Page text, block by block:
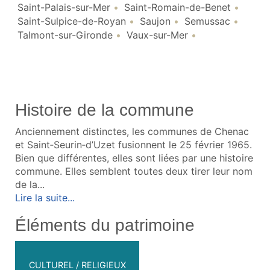
Saint-Palais-sur-Mer
Saint-Romain-de-Benet
Saint-Sulpice-de-Royan
Saujon
Semussac
Talmont-sur-Gironde
Vaux-sur-Mer
Histoire de la commune
Anciennement distinctes, les communes de Chenac
et Saint‑Seurin‑d’Uzet fusionnent le 25 février 1965.
Bien que différentes, elles sont liées par une histoire
commune. Elles semblent toutes deux tirer leur nom
de la...
Lire la suite...
Éléments du patrimoine
CULTUREL / RELIGIEUX